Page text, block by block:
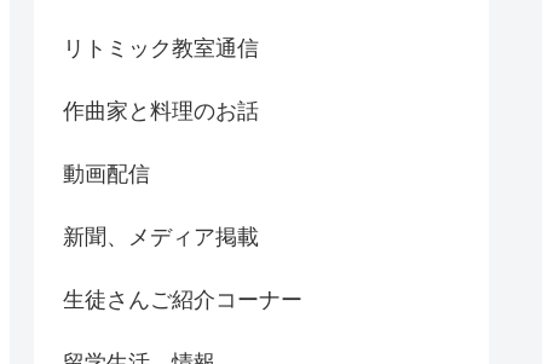
リトミック教室通信
作曲家と料理のお話
動画配信
新聞、メディア掲載
生徒さんご紹介コーナー